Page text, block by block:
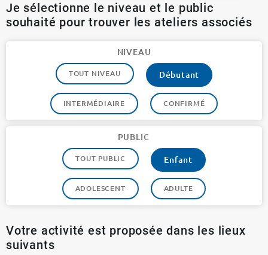
Je sélectionne le niveau et le public
souhaité pour trouver les ateliers associés
NIVEAU
TOUT NIVEAU Débutant
INTERMÉDIAIRE CONFIRMÉ
PUBLIC
TOUT PUBLIC Enfant
ADOLESCENT ADULTE
Votre activité est proposée dans les lieux
suivants